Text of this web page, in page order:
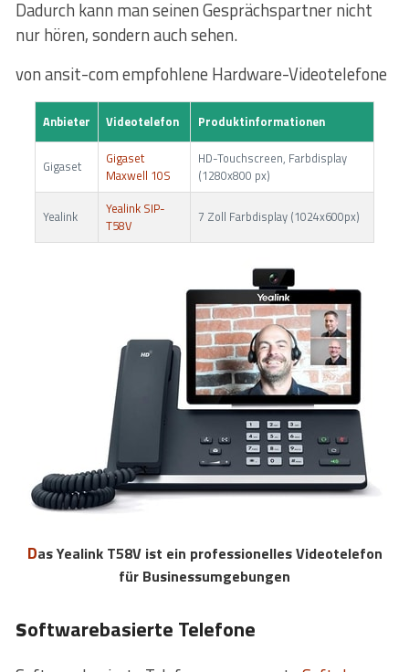
Dadurch kann man seinen Gesprächspartner nicht
nur hören, sondern auch sehen.
von ansit-com empfohlene Hardware-Videotelefone
Anbieter Videotelefon Produktinformationen
Gigaset
Gigaset
Maxwell 10S
HD-Touchscreen, Farbdisplay
(1280x800 px)
Yealink
Yealink SIP-
T58V
7 Zoll Farbdisplay (1024x600px)
Das Yealink T58V ist ein professionelles Videotelefon
für Businessumgebungen
softwarebasierte Telefone